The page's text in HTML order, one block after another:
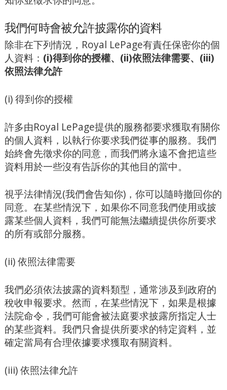
我們何時會被允許披露你的資料
除非在下列情況，Royal LePage有責任保密你的個
人資料： (i)得到你的授權、(ii)依照法律需要、(iii)
依照法律允許
(i) 得到你的授權
許多由Royal LePage提供的服務都要求獲取有關你
的個人資料，以執行你要求我們從事的服務。我們
始終會先徵求你的同意，而我們將永遠不會把這些
資料用於一些沒有告訴你的其他目的當中。
視乎法律情況(我們會告知你)，你可以隨時撤回你的
同意。在某些情況下，如果你不同意我們使用或披
露某些個人資料，我們可能無法繼續提供你所要求
的所有或部分服務。
(ii) 依照法律需要
我們必須依法披露的資料類型，通常涉及到政府的
稅收申報要求。然而，在某些情況下，如果是根據
法院命令，我們可能會被法庭要求披露所指定人士
的某些資料。我們只會提供所要求的特定資料，並
確定當局有合理依據要求獲取有關資料。
(iii) 依照法律允許